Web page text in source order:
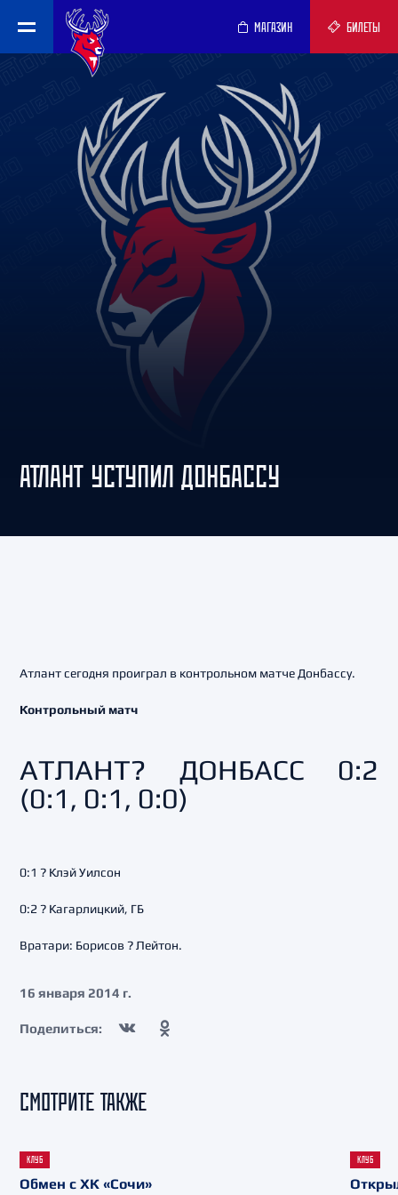
МАГАЗИН БИЛЕТЫ
АТЛАНТ УСТУПИЛ ДОНБАССУ
Атлант сегодня проиграл в контрольном матче Донбассу.
Контрольный матч
АТЛАНТ? ДОНБАСС 0:2
(0:1, 0:1, 0:0)
0:1 ? Клэй Уилсон
0:2 ? Кагарлицкий, ГБ
Вратари: Борисов ? Лейтон.
16 января 2014 г.
Поделиться:
СМОТРИТЕ ТАКЖЕ
КЛУБ
Обмен с ХК «Сочи»
КЛУБ